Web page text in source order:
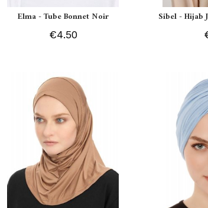
Elma - Tube Bonnet Noir
€4.50
Sibel - Hijab